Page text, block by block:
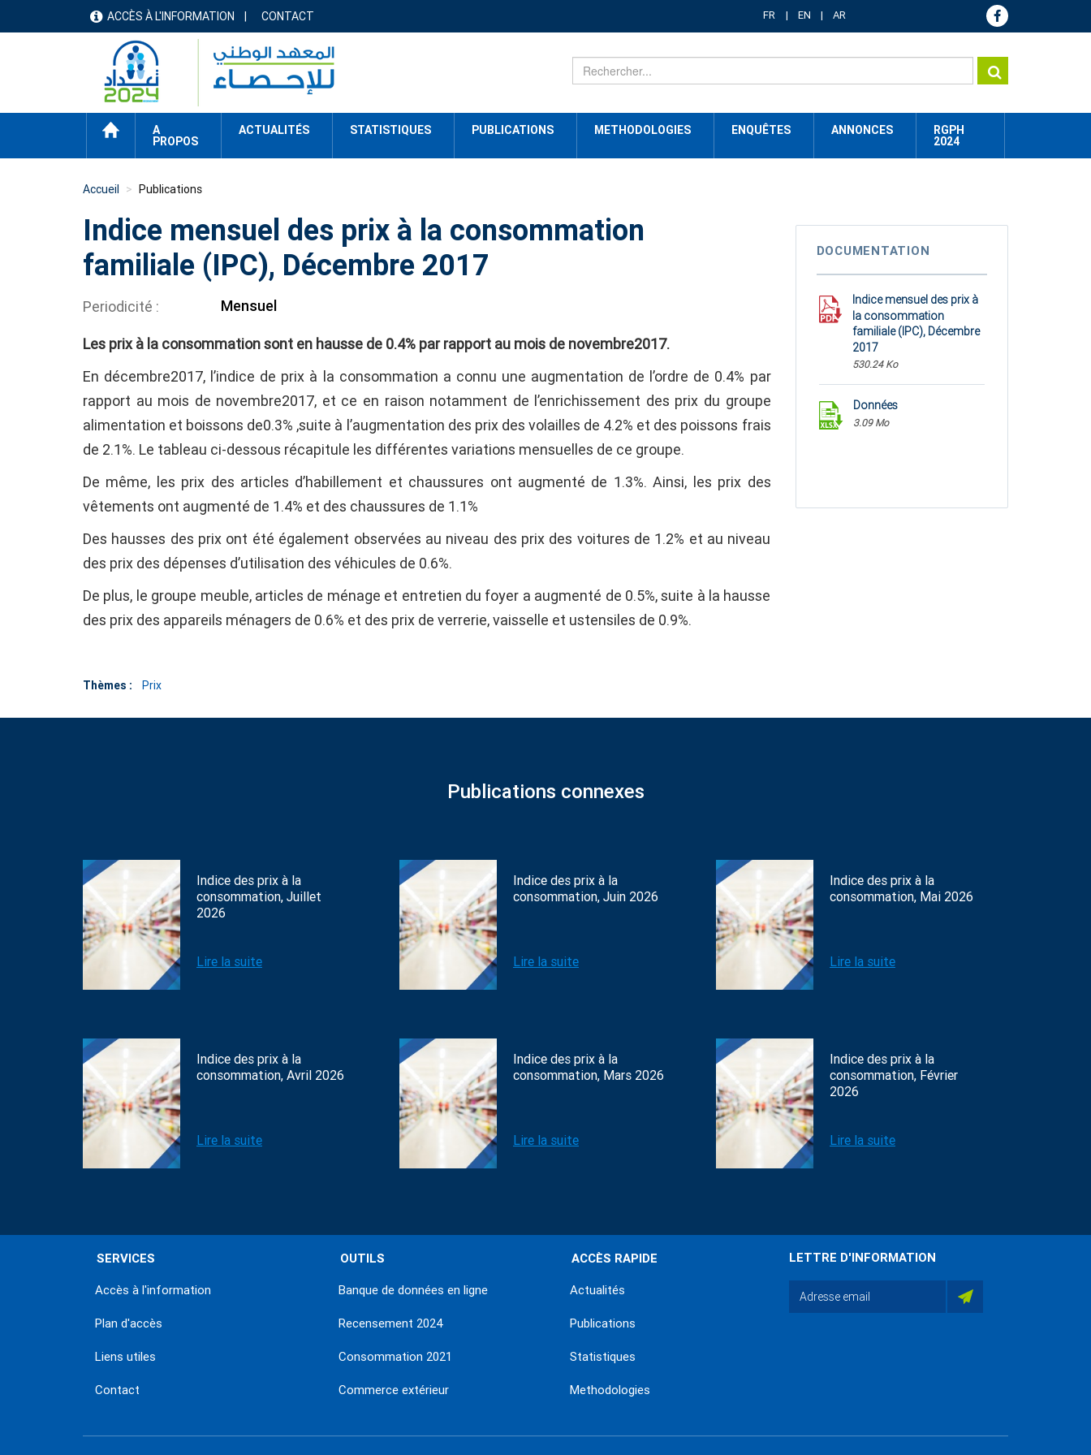
menu
header
ACCÈS À L'INFORMATION CONTACT FR EN AR
ACCUEIL
A
PROPOS
ACTUALITÉS STATISTIQUES PUBLICATIONS METHODOLOGIES ENQUÊTES ANNONCES
RGPH
2024
Accueil Publications
Indice mensuel des prix à la consommation
familiale (IPC), Décembre 2017
Periodicité Mensuel
Les prix à la consommation sont en hausse de 0.4% par rapport au mois de novembre2017.
En décembre2017, l’indice de prix à la consommation a connu une augmentation de l’ordre de 0.4% par
rapport au mois de novembre2017, et ce en raison notamment de l’enrichissement des prix du groupe
alimentation et boissons de0.3% ,suite à l’augmentation des prix des volailles de 4.2% et des poissons frais
de 2.1%. Le tableau ci-dessous récapitule les différentes variations mensuelles de ce groupe.
De même, les prix des articles d’habillement et chaussures ont augmenté de 1.3%. Ainsi, les prix des
vêtements ont augmenté de 1.4% et des chaussures de 1.1%
Des hausses des prix ont été également observées au niveau des prix des voitures de 1.2% et au niveau
des prix des dépenses d’utilisation des véhicules de 0.6%.
De plus, le groupe meuble, articles de ménage et entretien du foyer a augmenté de 0.5%, suite à la hausse
des prix des appareils ménagers de 0.6% et des prix de verrerie, vaisselle et ustensiles de 0.9%.
Thèmes : Prix
DOCUMENTATION
Indice mensuel des prix à
la consommation
familiale (IPC), Décembre
2017
530.24 Ko
Données
3.09 Mo
Publications connexes
Indice des prix à la
consommation, Juillet
2026
Lire la suite
Indice des prix à la
consommation, Juin 2026
Lire la suite
Indice des prix à la
consommation, Mai 2026
Lire la suite
Indice des prix à la
consommation, Avril 2026
Lire la suite
Indice des prix à la
consommation, Mars 2026
Lire la suite
Indice des prix à la
consommation, Février
2026
Lire la suite
SERVICES
Accès à l'information
Plan d'accès
Liens utiles
Contact
OUTILS
Banque de données en ligne
Recensement 2024
Consommation 2021
Commerce extérieur
ACCÈS RAPIDE
Actualités
Publications
Statistiques
Methodologies
LETTRE D'INFORMATION